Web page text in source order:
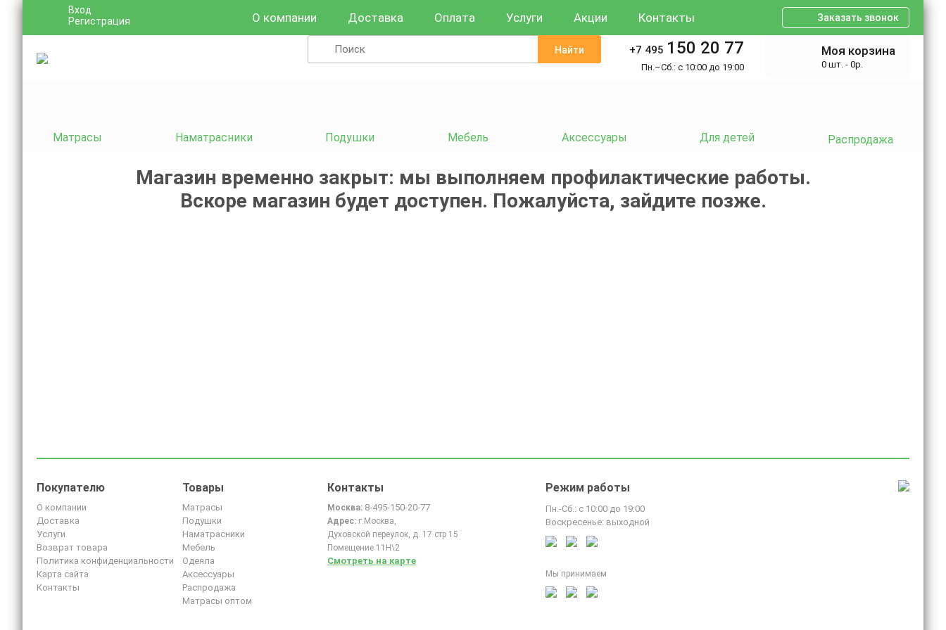
Вход
Регистрация
О компании Доставка Оплата Услуги Акции Контакты Заказать звонок
Найти +7 495 150 20 77
Пн.–Сб.: с 10:00 до 19:00
Моя корзина
0 шт. - 0р.
Матрасы Наматрасники Подушки Мебель Аксессуары Для детей Распродажа
Магазин временно закрыт: мы выполняем профилактические работы.
Вскоре магазин будет доступен. Пожалуйста, зайдите позже.
Покупателю
О компании
Доставка
Услуги
Возврат товара
Политика конфиденциальности
Карта сайта
Контакты
Товары
Матрасы
Подушки
Наматрасники
Мебель
Одеяла
Аксессуары
Распродажа
Матрасы оптом
Контакты
Москва: 8-495-150-20-77
Адрес: г.Москва,
Духовской переулок, д. 17 стр 15
Помещение 11Н\2
Смотреть на карте
Режим работы
Пн.-Сб.: с 10:00 до 19:00
Воскресенье: выходной
Мы принимаем